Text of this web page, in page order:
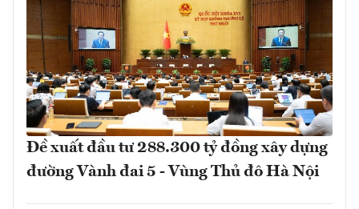
Đề xuất đầu tư 288.300 tỷ đồng xây dựng
đường Vành đai 5 - Vùng Thủ đô Hà Nội